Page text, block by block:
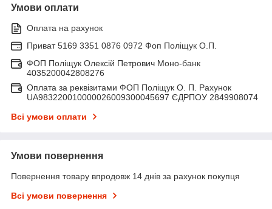
Умови оплати
Оплата на рахунок
Приват 5169 3351 0876 0972 Фоп Поліщук О.П.
ФОП Поліщук Олексій Петрович Моно-банк
4035200042808276
Оплата за реквізитами ФОП Поліщук О. П. Рахунок
UA983220010000026009300045697 ЄДРПОУ 2849908074
Всі умови оплати
Умови повернення
Повернення товару впродовж 14 днів за рахунок покупця
Всі умови повернення